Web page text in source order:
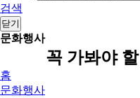
검색
닫기
문화행사
꼭 가봐야
홈
문화행사